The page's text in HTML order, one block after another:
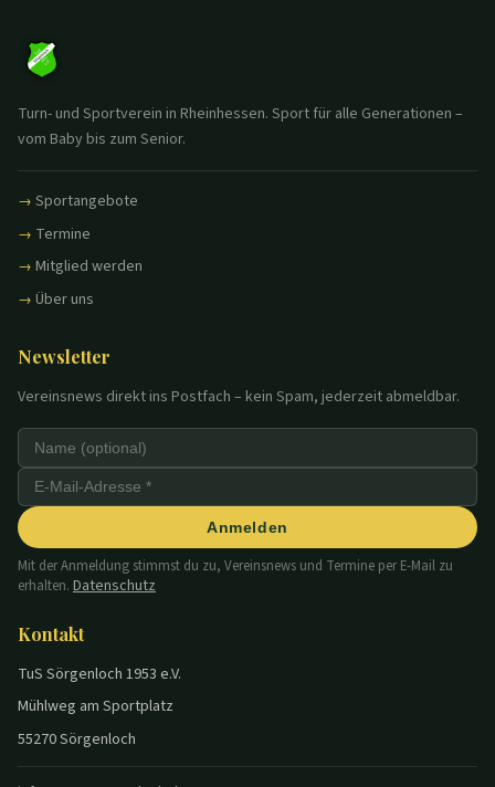
Turn- und Sportverein in Rheinhessen. Sport für alle Generationen –
vom Baby bis zum Senior.
Sportangebote
Termine
Mitglied werden
Über uns
Newsletter
Vereinsnews direkt ins Postfach – kein Spam, jederzeit abmeldbar.
Anmelden
Mit der Anmeldung stimmst du zu, Vereinsnews und Termine per E-Mail zu
erhalten. Datenschutz
Kontakt
TuS Sörgenloch 1953 e.V.
Mühlweg am Sportplatz
55270 Sörgenloch